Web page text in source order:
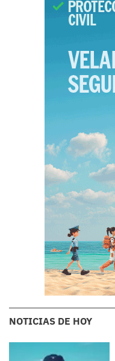
NOTICIAS DE HOY